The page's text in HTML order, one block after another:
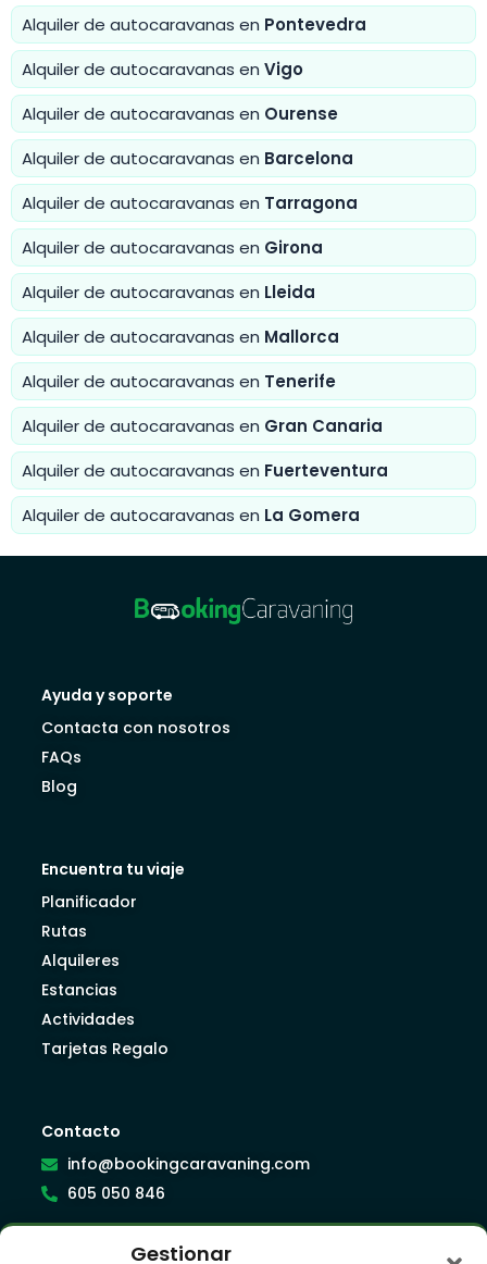
Gestionar
Alquiler de autocaravanas en Pontevedra
Alquiler de autocaravanas en Vigo
Alquiler de autocaravanas en Ourense
Alquiler de autocaravanas en Barcelona
Alquiler de autocaravanas en Tarragona
Alquiler de autocaravanas en Girona
Alquiler de autocaravanas en Lleida
Alquiler de autocaravanas en Mallorca
Alquiler de autocaravanas en Tenerife
Alquiler de autocaravanas en Gran Canaria
Alquiler de autocaravanas en Fuerteventura
Alquiler de autocaravanas en La Gomera
Ayuda y soporte
Contacta con nosotros
FAQs
Blog
Encuentra tu viaje
Planificador
Rutas
Alquileres
Estancias
Actividades
Tarjetas Regalo
Contacto
info@bookingcaravaning.com
605 050 846
Síguenos